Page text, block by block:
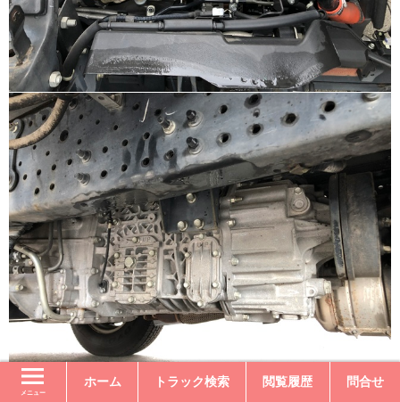
メニュー
ホーム トラック検索 閲覧履歴 問合せ